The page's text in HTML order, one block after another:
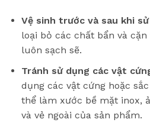
Vệ sinh trước và sau khi
loại bỏ các chất bẩn và
luôn sạch sẽ.
Tránh sử dụng các vật
dụng các vật cứng hoặc
thể làm xước bề mặt inox,
và vẻ ngoài của sản phẩm.